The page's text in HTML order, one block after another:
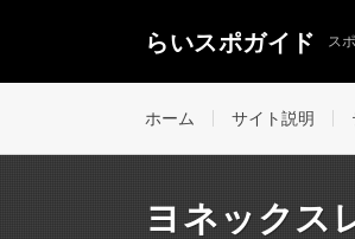
らいスポガイド ス
ホーム サイト説明
ヨネックス